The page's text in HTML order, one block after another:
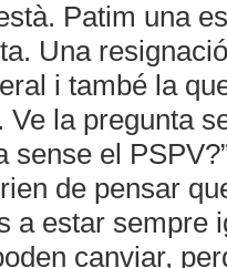
Patim una
Una
i també la
la pregunta
sense el
de pensar
a estar sempre
canviar,